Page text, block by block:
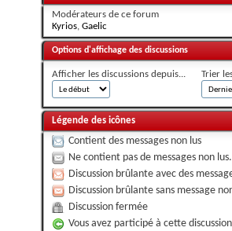
Modérateurs de ce forum
Kyrios, Gaelic
Options d'affichage des discussions
Afficher les discussions depuis... Trier
Légende des icônes
Contient des messages non lus
Ne contient pas de messages non lus.
Discussion brûlante avec des
Discussion brûlante sans message
Discussion fermée
Vous avez participé à cette discussion